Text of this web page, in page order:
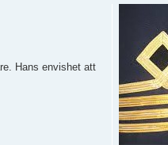
Hans envishet att